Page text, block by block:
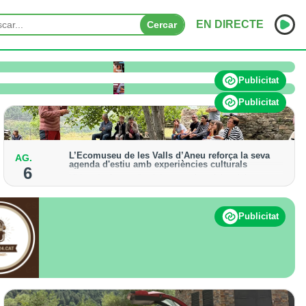
Cercar EN DIRECTE
INICI
NOTÍCIES
PODCASTS
PROGRAMES
ESPORTS
CONTACTE
Publicitat
Publicitat
AG.
6
L’Ecomuseu de les Valls d’Àneu reforça la seva
agenda d'estiu amb experiències culturals
guiades i propostes teatralitzades fins al 31 d'agost
Publicitat